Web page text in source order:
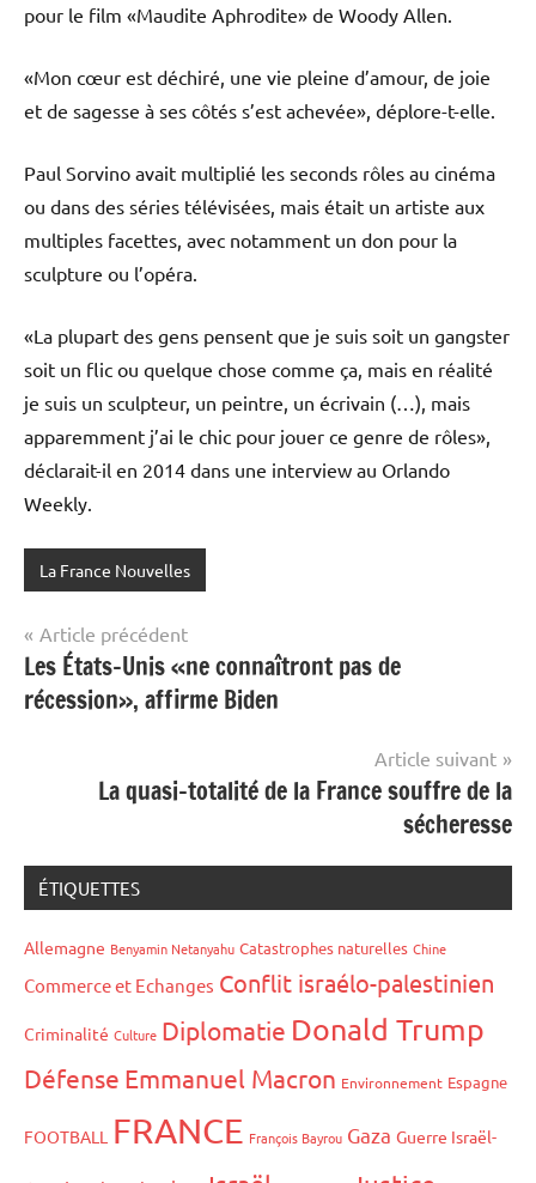
pour le film «Maudite Aphrodite» de Woody Allen.
«Mon cœur est déchiré, une vie pleine d’amour, de joie
et de sagesse à ses côtés s’est achevée», déplore-t-elle.
Paul Sorvino avait multiplié les seconds rôles au cinéma
ou dans des séries télévisées, mais était un artiste aux
multiples facettes, avec notamment un don pour la
sculpture ou l’opéra.
«La plupart des gens pensent que je suis soit un gangster
soit un flic ou quelque chose comme ça, mais en réalité
je suis un sculpteur, un peintre, un écrivain (…), mais
apparemment j’ai le chic pour jouer ce genre de rôles»,
déclarait-il en 2014 dans une interview au Orlando
Weekly.
La France Nouvelles
Navigation
de
l’article
Article précédent
Les États-Unis «ne connaîtront pas de
récession», affirme Biden
Article suivant
La quasi-totalité de la France souffre de la
sécheresse
ÉTIQUETTES
Allemagne Benyamin Netanyahu Catastrophes naturelles Chine
Commerce et Echanges Conflit israélo-palestinien
Criminalité Culture Diplomatie Donald Trump
Défense Emmanuel Macron Environnement Espagne
FOOTBALL FRANCE François Bayrou Gaza Guerre Israël-